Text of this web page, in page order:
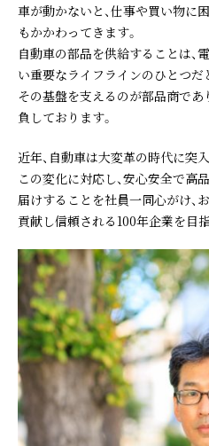
車が動かないと、仕事や買い物に
もかかわってきます。
自動車の部品を供給することは、
い重要なライフラインのひとつだ
その基盤を支えるのが部品商であ
負しております。
近年、自動車は大変革の時代に突
この変化に対応し、安心安全で高
届けすることを社員一同心がけ、
貢献し信頼される100年企業を目